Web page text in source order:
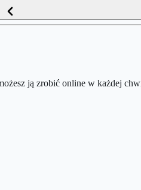
ją zrobić online w każdej